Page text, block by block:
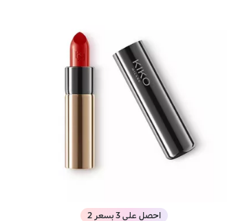
احصل على 3 بسعر 2